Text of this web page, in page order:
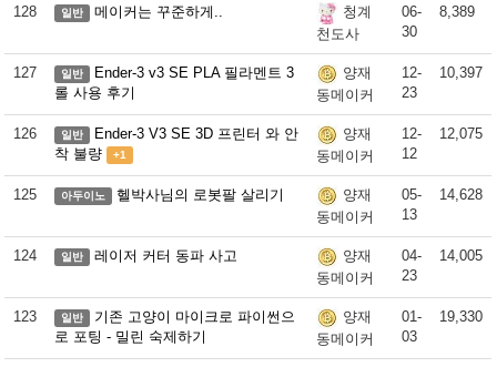
128 일반 메이커는 꾸준하게..
청계
천도사
06-
30
8,389
127 일반
Ender-3 v3 SE PLA 필라멘트 3
롤 사용 후기
양재
동메이커
12-
23
10,397
126 일반
Ender-3 V3 SE 3D 프린터 와 안
착 불량
+1
양재
동메이커
12-
12
12,075
125 아두이노 헬박사님의 로봇팔 살리기
양재
동메이커
05-
13
14,628
124 일반 레이저 커터 동파 사고
양재
동메이커
04-
23
14,005
123 일반
기존 고양이 마이크로 파이썬으
로 포팅 - 밀린 숙제하기
양재
동메이커
01-
03
19,330